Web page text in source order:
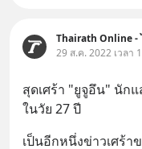
Thairath Online -
29 ส.ค. 2022 เวลา
สุดเศร้า "ยูจูอึน" นัก
ในวัย 27 ปี
เป็นอีกหนึ่งข่าวเศร้า